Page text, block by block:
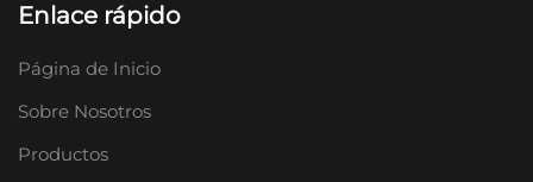
Enlace rápido
Página de Inicio
Sobre Nosotros
Productos